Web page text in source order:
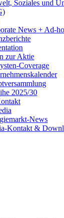
Soziales und
News + Ad-
zur Aktie
Coverage
2025/30
News
Kontakt &